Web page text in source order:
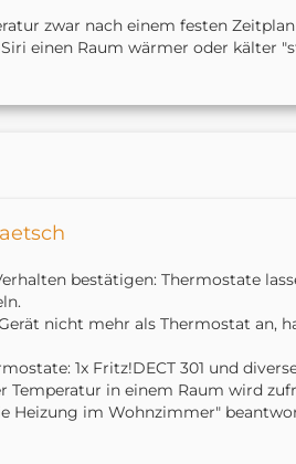
(/usr/local/lib/
(/usr/local/lib/
5:51:32 PM] [FritzPlatform]
zwar nach einem festen
einen Raum wärmer oder kälter
bestätigen: Thermostate
nicht mehr als Thermostat an,
1x Fritz!DECT 301 und
Temperatur in einem Raum wird
Heizung im Wohnzimmer"